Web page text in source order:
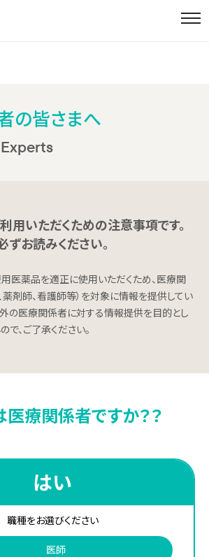
り組み
企業として
の皆さまへ
用いただくための注意事項です。
ずお読みください。
医薬品を適正に使用いただくため、医療関
薬剤師、看護師等）を対象に情報を提供してい
の医療関係者に対する情報提供を目的とし
、ご了承ください。
医療関係者ですか？？
はい
職種をお選びください
医師